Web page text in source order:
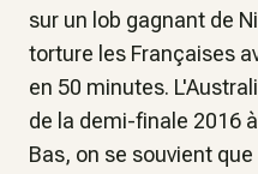
sur un lob gagnant de
torture les Françaises
en 50 minutes.
de la demi-finale 2016
Bas, on se souvient